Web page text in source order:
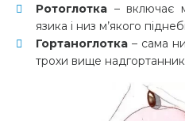
Ротоглотка – включає
язика і низ м’якого
Гортаноглотка – сама
трохи вище